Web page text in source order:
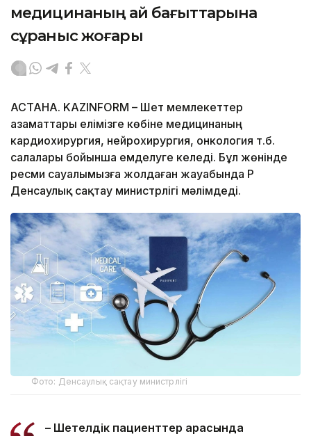
медицинаның қай бағыттарына
сұраныс жоғары
АСТАНА. KAZINFORM – Шет мемлекеттер
азаматтары елімізге көбіне медицинаның
кардиохирургия, нейрохирургия, онкология т.б.
салалары бойынша емделуге келеді. Бұл жөнінде
ресми сауалымызға жолдаған жауабында ҚР
Денсаулық сақтау министрлігі мәлімдеді.
Фото: Денсаулық сақтау министрлігі
– Шетелдік пациенттер арасында